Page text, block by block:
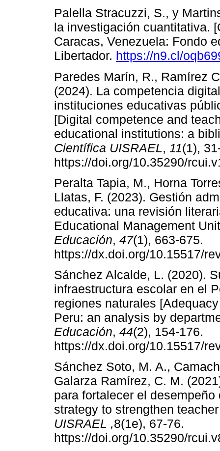
Palella Stracuzzi, S., y
la investigación cuantitativa.
Caracas, Venezuela: Fondo
Libertador. https://n9.cl/
Paredes Marín, R., Ramírez
(2024). La competencia
instituciones educativas
[Digital competence and
educational institutions: a
Científica UISRAEL , 11(1),
https://doi.org/10.35290/
Peralta Tapia, M., Horna
Llatas, F. (2023). Gestión
educativa: una revisión
Educational Management
Educación, 47(1), 663-675.
https://dx.doi.org/10.15517/
Sánchez Alcalde, L. (2020).
infraestructura escolar en el
regiones naturales
Peru: an analysis by
Educación, 44(2), 154-176.
https://dx.doi.org/10.15517/
Sánchez Soto, M. A.,
Galarza Ramírez, C. M.
para fortalecer el
strategy to strengthen
UISRAEL ,8(1e), 67-76.
https://doi.org/10.35290/